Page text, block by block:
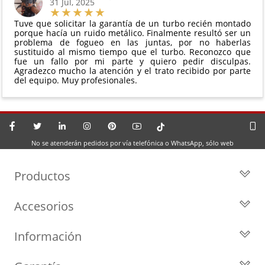
Tuve que solicitar la garantía de un turbo recién montado
porque hacía un ruido metálico. Finalmente resultó ser un
problema de fogueo en las juntas, por no haberlas
sustituido al mismo tiempo que el turbo. Reconozco que
fue un fallo por mi parte y quiero pedir disculpas.
Agradezco mucho la atención y el trato recibido por parte
del equipo. Muy profesionales.
No se atenderán pedidos por vía telefónica o WhatsApp, sólo web
Productos
Turbos por Marca
Cartuchos
Accesorios
Geometrías
Información